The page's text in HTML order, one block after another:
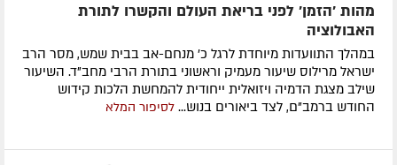
מהות 'הזמן' לפני בריאת העולם והקשרו לתורת
האבולוציה
במהלך התוועדות מיוחדת לרגל כ' מנחם-אב בבית שמש, מסר הרב
ישראל מרילוס שיעור מעמיק וראשוני בתורת הרבי מחב"ד. השיעור
שילב מצגת הדמיה ויזואלית ייחודית להמחשת הלכות קידוש
החודש ברמב"ם, לצד ביאורים בנוש... לסיפור המלא